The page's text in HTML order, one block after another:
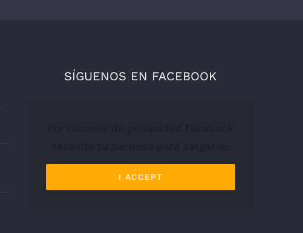
SÍGUENOS EN FACEBOOK
I ACCEPT